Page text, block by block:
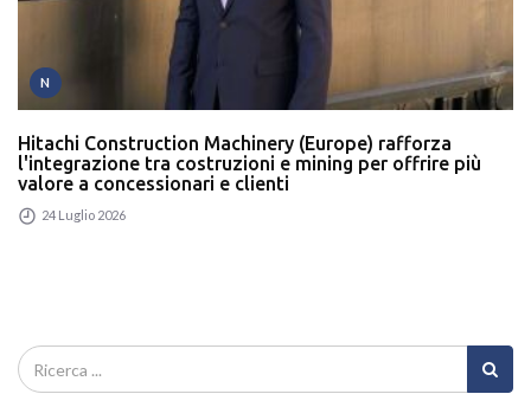
N
Hitachi Construction Machinery (Europe) rafforza
l'integrazione tra costruzioni e mining per offrire più
valore a concessionari e clienti
24 Luglio 2026